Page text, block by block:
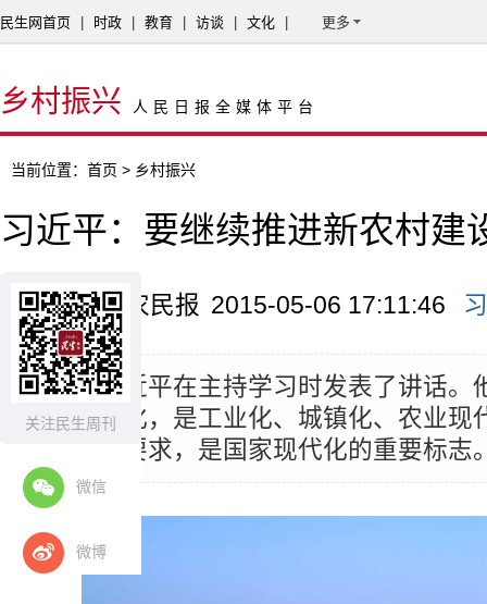
关注民生周刊
微信
微博
民生网首页 时政 教育 访谈 文化 更多
乡村振兴 人民日报全媒体平台
当前位置： 首页 > 乡村振兴
习近平：要继续推进新农村建
来源：山西农民报 2015-05-06 17:11:46
摘要：习近平在主持学习时发表了讲话。
发展一体化，是工业化、城镇化、农业现
段的必然要求，是国家现代化的重要标志